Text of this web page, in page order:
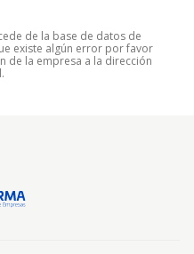
de la base de datos de
existe algún error por favor
de la empresa a la dirección